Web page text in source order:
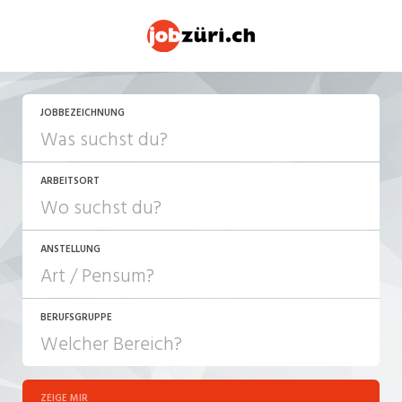
JOBBEZEICHNUNG
ARBEITSORT
ANSTELLUNG
JOB-TYP
Festanstellung
BERUFSGRUPPE
ZEIGE MIR